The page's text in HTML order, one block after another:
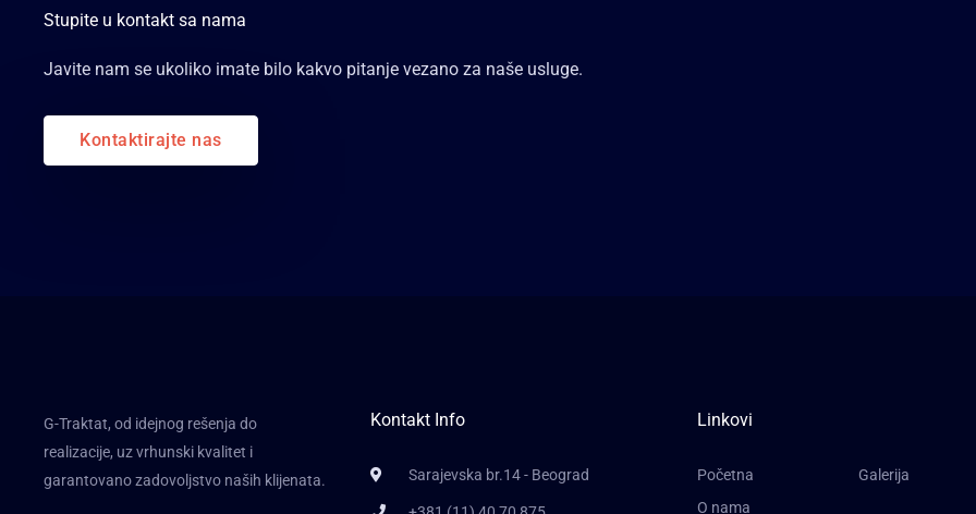
Stupite u kontakt sa nama
Javite nam se ukoliko imate bilo kakvo pitanje vezano za naše usluge.
Kontaktirajte nas
G-Traktat, od idejnog rešenja do
realizacije, uz vrhunski kvalitet i
garantovano zadovoljstvo naših klijenata.
Kontakt Info
Sarajevska br.14 - Beograd
Linkovi
Početna
O nama
Galerija